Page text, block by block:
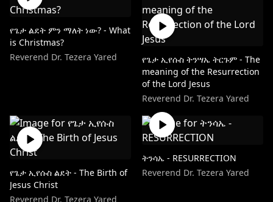
የጌታ ልደት ምን ማለት ነው? - What
is Christmas?
Reverend Dr. Tezera Yared
የጌታ ኢየሱስ ትንሣኤ ትርጉም - The
meaning of the Resurrection
of the Lord Jesus
Reverend Dr. Tezera Yared
የጌታ ኢየሱስ ልደት - The Birth of
Jesus Christ
Reverend Dr. Tezera Yared
ትንሳኤ - RESURRECTION
Reverend Dr. Tezera Yared